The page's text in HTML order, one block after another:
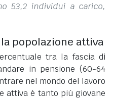
53,2 individui a carico,
popolazione attiva
tra la fascia di
in pensione (60-64
nel mondo del lavoro
attiva è tanto più giovane